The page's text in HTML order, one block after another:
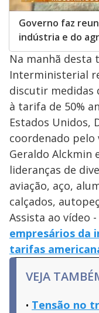
Governo faz
indústria e do
Na manhã desta
Interministerial
discutir medidas
à tarifa de 50%
Estados Unidos,
coordenado
Geraldo Alckmin
lideranças de
aviação, aço,
calçados,
Assista ao vídeo -
empresários da
tarifas
VEJA
Tensão no